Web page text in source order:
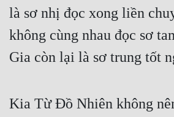
là sơ nhị đọc xong liền
không cùng nhau đọc sơ
Gia còn lại là sơ trung tốt
Kia Từ Đồ Nhiên không